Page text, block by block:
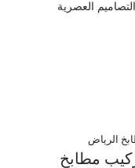
العصرية
الرياض
مطابخ